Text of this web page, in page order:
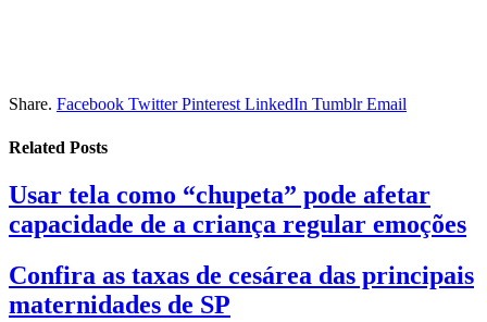
Share. Facebook Twitter Pinterest LinkedIn Tumblr Email
Related Posts
Usar tela como “chupeta” pode afetar
capacidade de a criança regular emoções
Confira as taxas de cesárea das principais
maternidades de SP